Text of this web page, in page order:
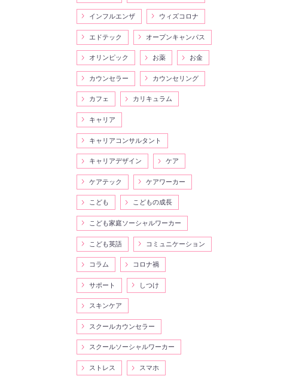
インフルエンザ ウィズコロナ
エドテック オープンキャンパス
オリンピック お薬 お金
カウンセラー カウンセリング
カフェ カリキュラム
キャリア
キャリアコンサルタント
キャリアデザイン ケア
ケアテック ケアワーカー
こども こどもの成長
こども家庭ソーシャルワーカー
こども英語 コミュニケーション
コラム コロナ禍
サポート しつけ
スキンケア
スクールカウンセラー
スクールソーシャルワーカー
ストレス スマホ